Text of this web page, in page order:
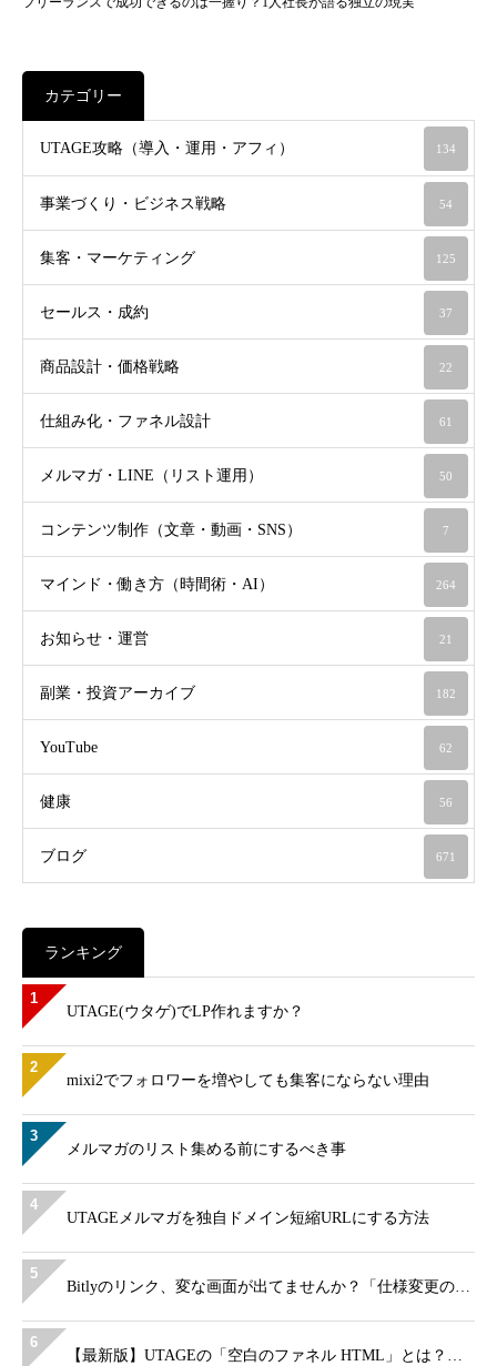
カテゴリー
UTAGE攻略（導入・運用・アフィ） 134
事業づくり・ビジネス戦略 54
集客・マーケティング 125
セールス・成約 37
商品設計・価格戦略 22
仕組み化・ファネル設計 61
メルマガ・LINE（リスト運用） 50
コンテンツ制作（文章・動画・SNS） 7
マインド・働き方（時間術・AI） 264
お知らせ・運営 21
副業・投資アーカイブ 182
YouTube 62
健康 56
ブログ 671
ランキング
1
UTAGE(ウタゲ)でLP作れますか？
2
mixi2でフォロワーを増やしても集客にならない理由
3
メルマガのリスト集める前にするべき事
4
UTAGEメルマガを独自ドメイン短縮URLにする方法
5
Bitlyのリンク、変な画面が出てませんか？「仕様変更の…
6
【最新版】UTAGEの「空白のファネル HTML」とは？…